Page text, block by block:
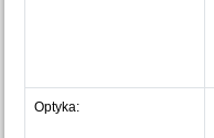
Optyka: